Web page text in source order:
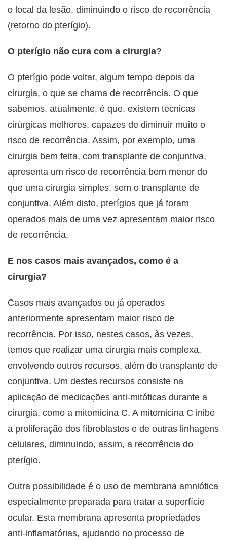
o local da lesão, diminuindo o risco de recorrência
(retorno do pterígio).
O pterígio não cura com a cirurgia?
O pterígio pode voltar, algum tempo depois da
cirurgia, o que se chama de recorrência. O que
sabemos, atualmente, é que, existem técnicas
cirúrgicas melhores, capazes de diminuir muito o
risco de recorrência. Assim, por exemplo, uma
cirurgia bem feita, com transplante de conjuntiva,
apresenta um risco de recorrência bem menor do
que uma cirurgia simples, sem o transplante de
conjuntiva. Além disto, pterígios que já foram
operados mais de uma vez apresentam maior risco
de recorrência.
E nos casos mais avançados, como é a
cirurgia?
Casos mais avançados ou já operados
anteriormente apresentam maior risco de
recorrência. Por isso, nestes casos, às vezes,
temos que realizar uma cirurgia mais complexa,
envolvendo outros recursos, além do transplante de
conjuntiva. Um destes recursos consiste na
aplicação de medicações anti-mitóticas durante a
cirurgia, como a mitomicina C. A mitomicina C inibe
a proliferação dos fibroblastos e de outras linhagens
celulares, diminuindo, assim, a recorrência do
pterígio.
Outra possibilidade é o uso de membrana amniótica
especialmente preparada para tratar a superfície
ocular. Esta membrana apresenta propriedades
anti-inflamatórias, ajudando no processo de